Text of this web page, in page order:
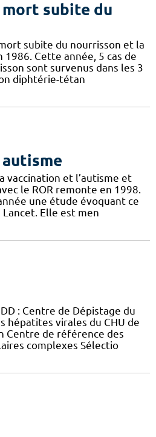
subite du
subite du nourrisson et la
Cette année, 5 cas de
sont survenus dans les 3
diphtérie-tétan
vaccination et l’autisme et
le ROR remonte en 1998.
une étude évoquant ce
Elle est men
: Centre de Dépistage du
hépatites virales du CHU de
Centre de référence des
complexes Sélectio